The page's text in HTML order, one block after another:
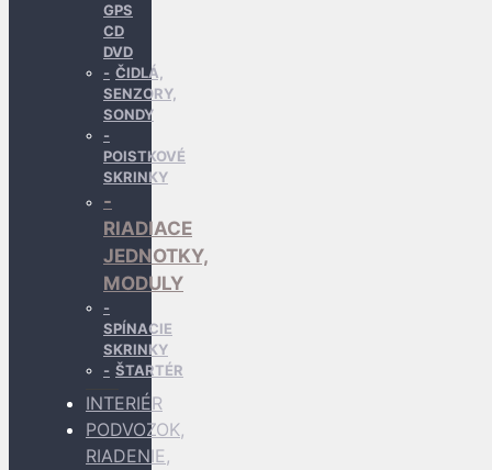
GPS
CD
DVD
ČIDLÁ,
SENZORY,
SONDY
POISTKOVÉ
SKRINKY
RIADIACE
JEDNOTKY,
MODULY
SPÍNACIE
SKRINKY
ŠTARTÉR
INTERIÉR
PODVOZOK,
RIADENIE,